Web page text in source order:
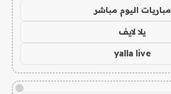
مباريات اليوم مباشر
يلا لايف
yalla live
!